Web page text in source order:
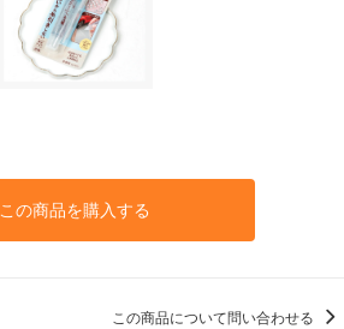
この商品を購入する
この商品について問い合わせる